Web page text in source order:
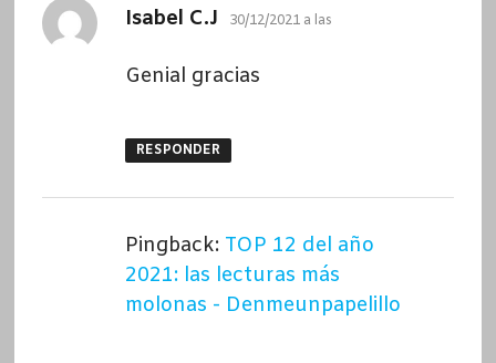
Isabel C.J dice:
30/12/2021 a las
Genial gracias
RESPONDER
Pingback: TOP 12 del año
2021: las lecturas más
molonas - Denmeunpapelillo